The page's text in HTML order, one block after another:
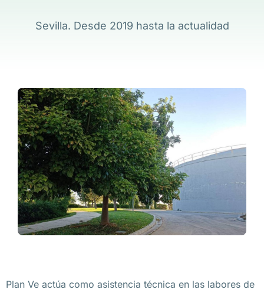
Sevilla. Desde 2019 hasta la actualidad
Plan Ve actúa como asistencia técnica en las labores de